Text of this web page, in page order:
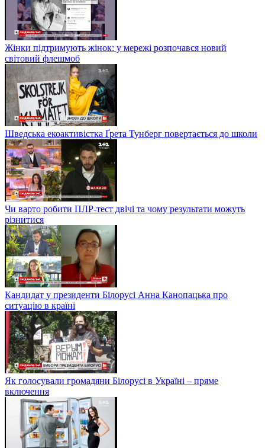
Жінки підтримують жінок: у мережі розпочався новий
світовий флешмоб
Шведська екоактивістка Ґрета Тунберг повертається до школи
Чи варто робити ПЛР-тест двічі та чому результати можуть
різнитися
Кандидат у президенти Білорусі Анна Канопацька про
ситуацію в країні
Як голосували громадяни Білорусі в Україні – пряме
включення